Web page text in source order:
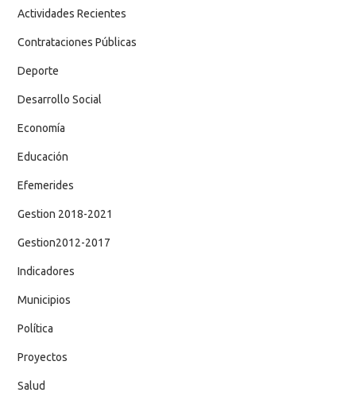
Actividades Recientes
Contrataciones Públicas
Deporte
Desarrollo Social
Economía
Educación
Efemerides
Gestion 2018-2021
Gestion2012-2017
Indicadores
Municipios
Política
Proyectos
Salud